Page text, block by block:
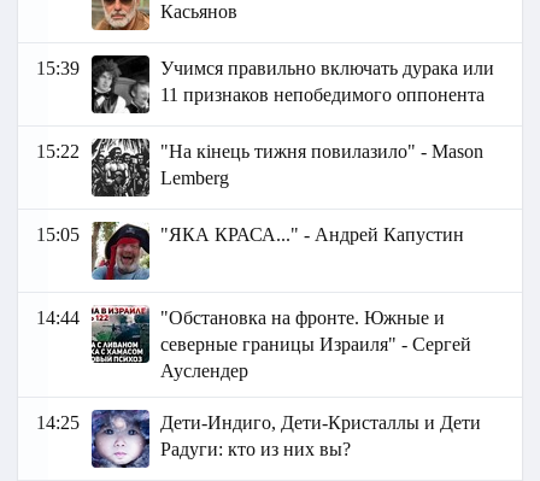
Касьянов
15:39
Учимся правильно включать дурака или
11 признаков непобедимого оппонента
15:22
"На кінець тижня повилазило" - Маson
Lemberg
15:05 "ЯКА КРАСА..." - Андрей Капустин
14:44
"Обстановка на фронте. Южные и
северные границы Израиля" - Сергей
Ауслендер
14:25
Дети-Индиго, Дети-Кристаллы и Дети
Радуги: кто из них вы?